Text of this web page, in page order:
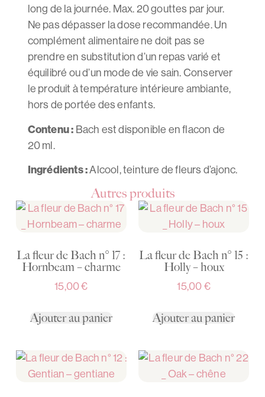
long de la journée. Max. 20 gouttes par jour.
Ne pas dépasser la dose recommandée. Un
complément alimentaire ne doit pas se
prendre en substitution d’un repas varié et
équilibré ou d’un mode de vie sain. Conserver
le produit à température intérieure ambiante,
hors de portée des enfants.
Contenu : Bach est disponible en flacon de
20 ml.
Ingrédients :Alcool, teinture de fleurs d’ajonc.
Autres produits
La fleur de Bach n° 17 :
Hornbeam – charme
15,00€
Ajouter au panier
La fleur de Bach n° 15 :
Holly – houx
15,00 €
Ajouter au panier